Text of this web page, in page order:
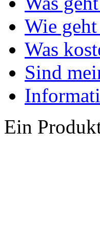
Wie geht
Was
Sind
Ein